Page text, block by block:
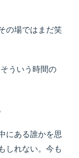
の場ではまだ笑
ういう時間の
にある誰かを思
しれない。今も